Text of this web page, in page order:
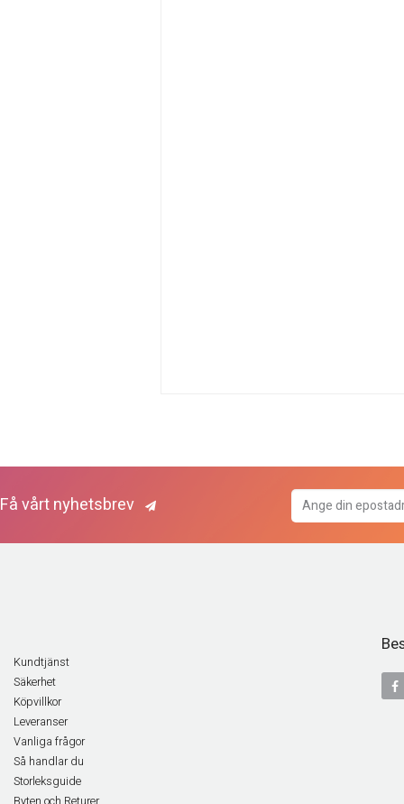
Få vårt nyhetsbrev
Kundtjänst
Säkerhet
Köpvillkor
Leveranser
Vanliga frågor
Så handlar du
Storleksguide